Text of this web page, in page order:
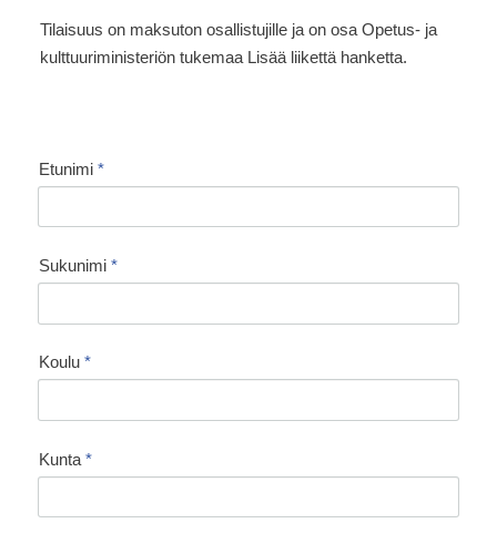
Tilaisuus on maksuton osallistujille ja on osa Opetus- ja
kulttuuriministeriön tukemaa Lisää liikettä hanketta.
Etunimi *
Sukunimi *
Koulu *
Kunta *